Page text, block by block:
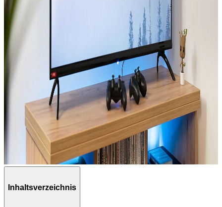
Inhaltsverzeichnis